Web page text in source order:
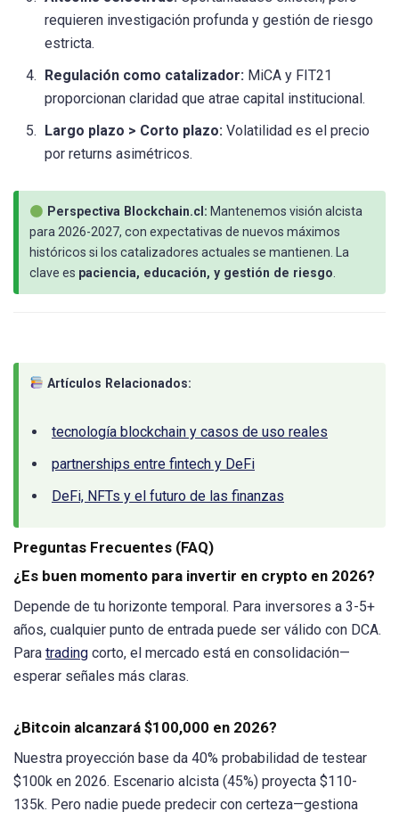
requieren investigación profunda y gestión de riesgo
estricta.
Regulación como catalizador: MiCA y FIT21
proporcionan claridad que atrae capital institucional.
Largo plazo > Corto plazo: Volatilidad es el precio
por returns asimétricos.
Perspectiva Blockchain.cl: Mantenemos visión alcista
para 2026-2027, con expectativas de nuevos máximos
históricos si los catalizadores actuales se mantienen. La
clave es paciencia, educación, y gestión de riesgo.
Artículos Relacionados:
tecnología blockchain y casos de uso reales
partnerships entre fintech y DeFi
DeFi, NFTs y el futuro de las finanzas
Preguntas Frecuentes (FAQ)
¿Es buen momento para invertir en crypto en 2026?
Depende de tu horizonte temporal. Para inversores a 3-5+
años, cualquier punto de entrada puede ser válido con DCA.
Para trading corto, el mercado está en consolidación—
esperar señales más claras.
¿Bitcoin alcanzará $100,000 en 2026?
Nuestra proyección base da 40% probabilidad de testear
$100k en 2026. Escenario alcista (45%) proyecta $110-
135k. Pero nadie puede predecir con certeza—gestiona